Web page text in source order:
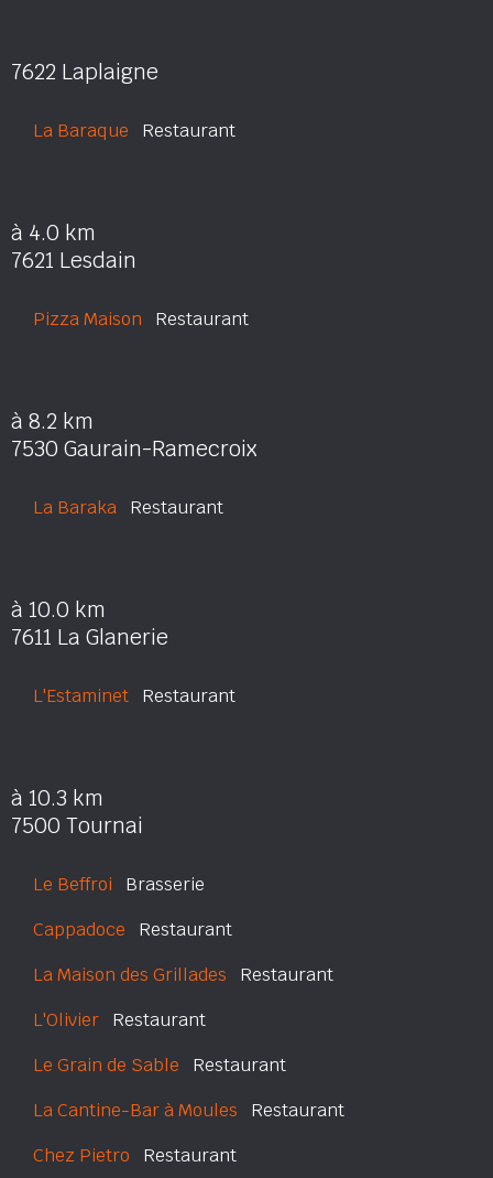
7622 Laplaigne
La Baraque Restaurant
à 4.0 km
7621 Lesdain
Pizza Maison Restaurant
à 8.2 km
7530 Gaurain-Ramecroix
La Baraka Restaurant
à 10.0 km
7611 La Glanerie
L'Estaminet Restaurant
à 10.3 km
7500 Tournai
Le Beffroi Brasserie
Cappadoce Restaurant
La Maison des Grillades Restaurant
L'Olivier Restaurant
Le Grain de Sable Restaurant
La Cantine-Bar à Moules Restaurant
Chez Pietro Restaurant